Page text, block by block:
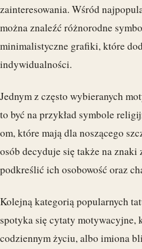
zainteresowania. Wśród
można znaleźć różnorodne
minimalistyczne grafiki, które
indywidualności.
Jednym z często wybieranych
to być na przykład symbole
om, które mają dla noszącego
osób decyduje się także na
podkreślić ich osobowość oraz
Kolejną kategorią popularnych
spotyka się cytaty motywacyjne,
codziennym życiu, albo imiona